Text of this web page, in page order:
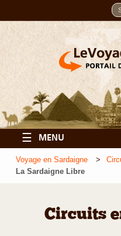
☰ MENU
Voyage en Sardaigne
La Sardaigne Libre
Circuits